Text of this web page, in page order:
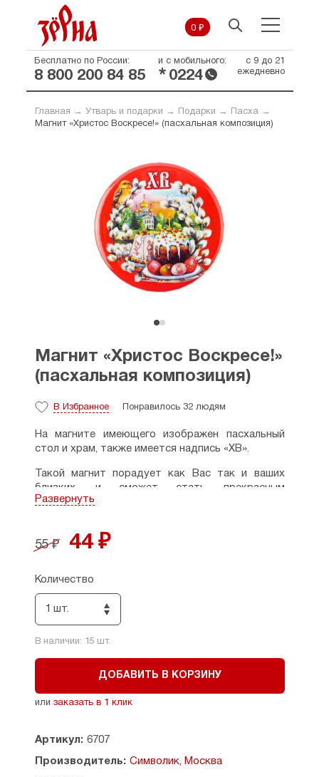
0 ₽
Бесплатно по России:
8 800 200 84 85
и с мобильного:
* 0224
с 9 до 21
ежедневно
Главная → Утварь и подарки → Подарки → Пасха→
Магнит «Христос Воскресе!» (пасхальная композиция)
Магнит «Христос Воскресе!»
(пасхальная композиция)
В Избранное Понравилось 32 людям
На магните имеющего изображен пасхальный
стол и храм, также имеется надпись «ХВ».
Такой магнит порадует как Вас так и ваших
близких, и сможет стать прекрасным
дополнением к пасхальному подарку.
Страна производитель: Россия.
Развернуть
55 ₽ 44 ₽
Количество
1 шт.
В наличии: 15 шт.
ДОБАВИТЬ В КОРЗИНУ
или заказать в 1 клик
Артикул: 6707
Производитель: Символик, Москва